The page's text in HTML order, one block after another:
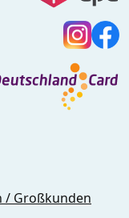
/ Großkunden